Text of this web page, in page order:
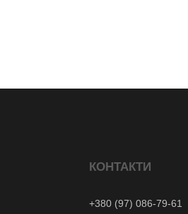
КОНТАКТИ
+380 (97) 086-79-61